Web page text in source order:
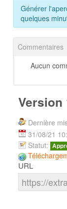
Générer
quelques
Commentaires
Aucun
Version
Dernière
31/08/21
Statut:
URL